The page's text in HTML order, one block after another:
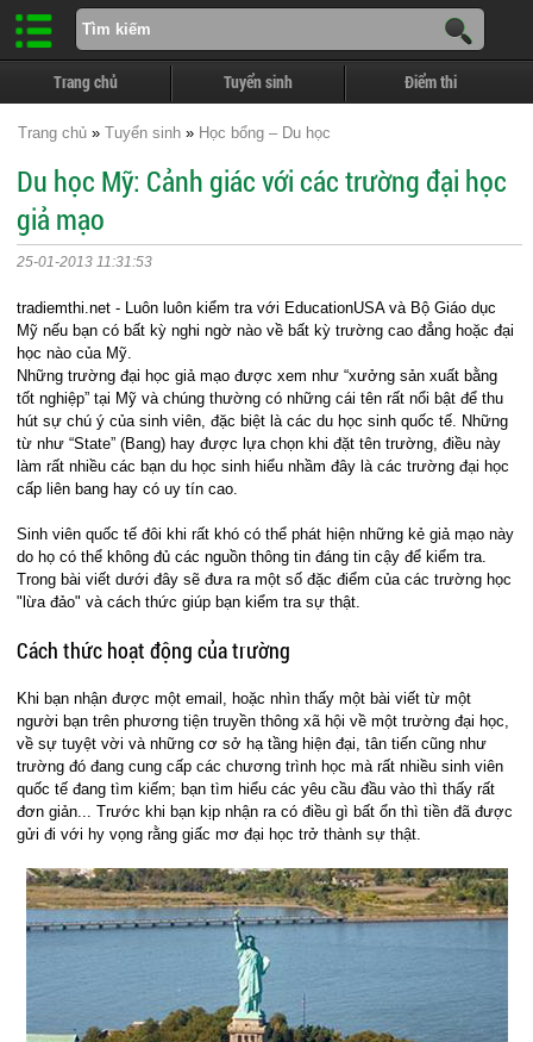
Trang chủ Tuyển sinh Điểm thi
Trang chủ » Tuyển sinh » Học bổng – Du học
Du học Mỹ: Cảnh giác với các trường đại học
giả mạo
25-01-2013 11:31:53
tradiemthi.net - Luôn luôn kiểm tra với EducationUSA và Bộ Giáo dục
Mỹ nếu bạn có bất kỳ nghi ngờ nào về bất kỳ trường cao đẳng hoặc đại
học nào của Mỹ.
Những trường đại học giả mạo được xem như “xưởng sản xuất bằng
tốt nghiệp” tại Mỹ và chúng thường có những cái tên rất nổi bật để thu
hút sự chú ý của sinh viên, đặc biệt là các du học sinh quốc tế. Những
từ như “State” (Bang) hay được lựa chọn khi đặt tên trường, điều này
làm rất nhiều các bạn du học sinh hiểu nhầm đây là các trường đại học
cấp liên bang hay có uy tín cao.
Sinh viên quốc tế đôi khi rất khó có thể phát hiện những kẻ giả mạo này
do họ có thể không đủ các nguồn thông tin đáng tin cậy để kiểm tra.
Trong bài viết dưới đây sẽ đưa ra một số đặc điểm của các trường học
"lừa đảo" và cách thức giúp bạn kiểm tra sự thật.
Cách thức hoạt động của trường
Khi bạn nhận được một email, hoặc nhìn thấy một bài viết từ một
người bạn trên phương tiện truyền thông xã hội về một trường đại học,
về sự tuyệt vời và những cơ sở hạ tầng hiện đại, tân tiến cũng như
trường đó đang cung cấp các chương trình học mà rất nhiều sinh viên
quốc tế đang tìm kiếm; bạn tìm hiểu các yêu cầu đầu vào thì thấy rất
đơn giản... Trước khi bạn kịp nhận ra có điều gì bất ổn thì tiền đã được
gửi đi với hy vọng rằng giấc mơ đại học trở thành sự thật.